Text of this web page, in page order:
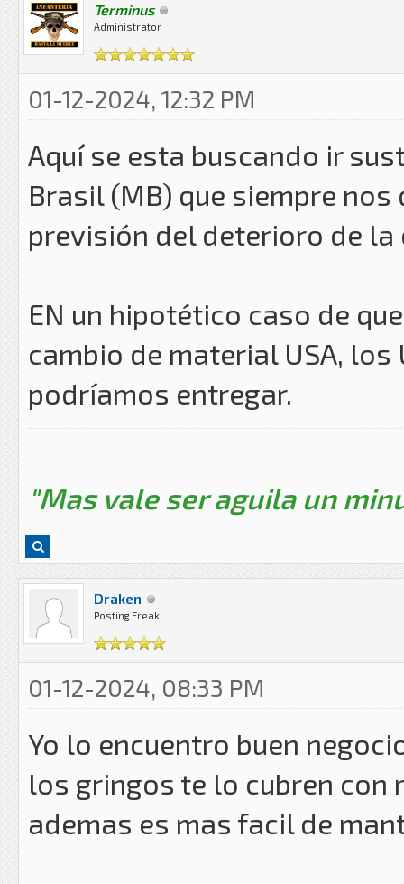
Terminus
Administrator
01-12-2024, 12:32 PM
Aquí se esta buscando ir
Brasil (MB) que siempre
previsión del deterioro de
EN un hipotético caso de
cambio de material USA,
podríamos entregar.
"Mas vale ser aguila un
Draken
Posting Freak
01-12-2024, 08:33 PM
Yo lo encuentro buen
los gringos te lo cubren con
ademas es mas facil de